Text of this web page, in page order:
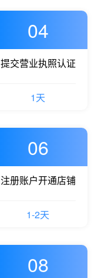
04
提交营业执照认证
1天
06
注册账户开通店铺
1-2天
08